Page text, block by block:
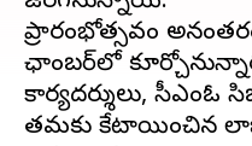
ప్రారంభోత్సవం
ఛాంబర్‌లో
కార్యదర్శులు, సీఎంఓ
తమకు కేటాయించిన